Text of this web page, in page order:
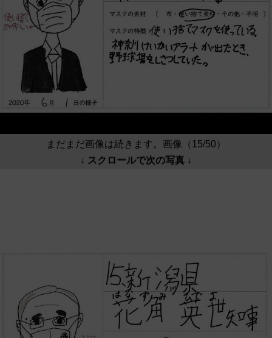
まだまだ画像は続きます。画像（15/50）
↓ スクロールで次の写真 ↓